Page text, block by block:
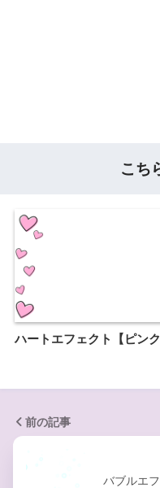
こち
ハートエフェクト【ピンク
前の記事
バブルエ